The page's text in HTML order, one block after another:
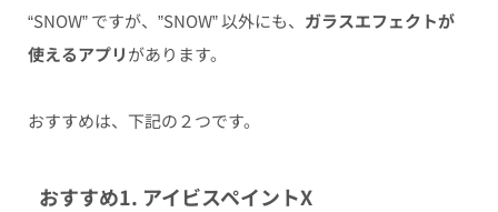
“SNOW” ですが、”SNOW” 以外にも、 ガラスエフェクトが
使えるアプリがあります。
おすすめは、下記の２つです。
おすすめ1. アイビスペイントX